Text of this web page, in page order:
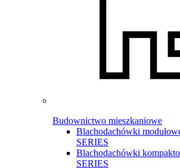
Budownictwo mieszkaniowe
Blachodachówki
SERIES
Blachodachówki
SERIES